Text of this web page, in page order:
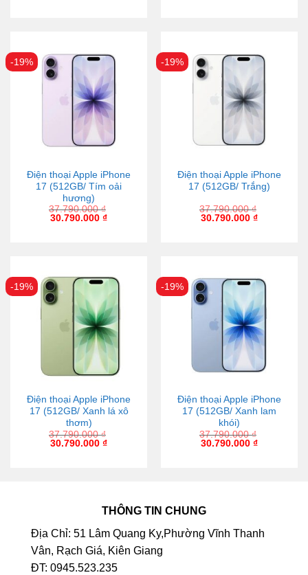
-19%
Điện thoại Apple iPhone
17 (512GB/ Tím oải
hương)
37.790.000₫
30.790.000 ₫
-19%
Điện thoại Apple iPhone
17 (512GB/ Trắng)
37.790.000₫
30.790.000 ₫
-19%
Điện thoại Apple iPhone
17 (512GB/ Xanh lá xô
thơm)
37.790.000₫
30.790.000 ₫
-19%
Điện thoại Apple iPhone
17 (512GB/ Xanh lam
khói)
37.790.000₫
30.790.000 ₫
THÔNG TIN CHUNG
Địa Chỉ: 51 Lâm Quang Ky,Phường Vĩnh Thanh
Vân, Rạch Giá, Kiên Giang
ĐT: 0945.523.235